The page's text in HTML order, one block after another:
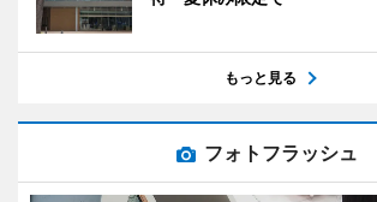
もっと見る
フォトフラッシュ